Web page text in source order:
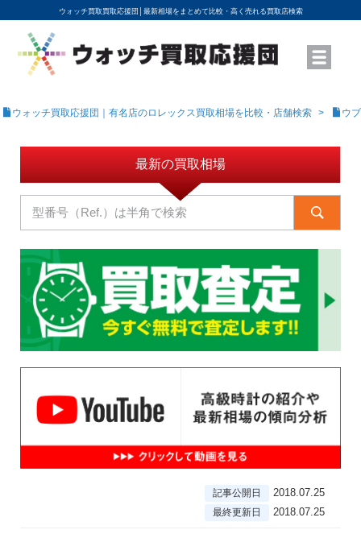
ウォッチ買取買取応援団│ 最新相場をまとめて比較・高く売れる買取店検索
YouTubeで動画を公開中
ROLEXモデル名から買取相場を調べる
高級時計ブランド名から買取相場を調べる
地域から買取店を探す
店舗名から買取店を探す
ブランド時計を高く売る方法
買取査定を依頼する
ウォッチ買取応援団｜有名店のロレックス買取相場を比較・店舗検索 ウ
最新の買取相場
記事公開日 2018.07.25
最終更新日 2018.07.25